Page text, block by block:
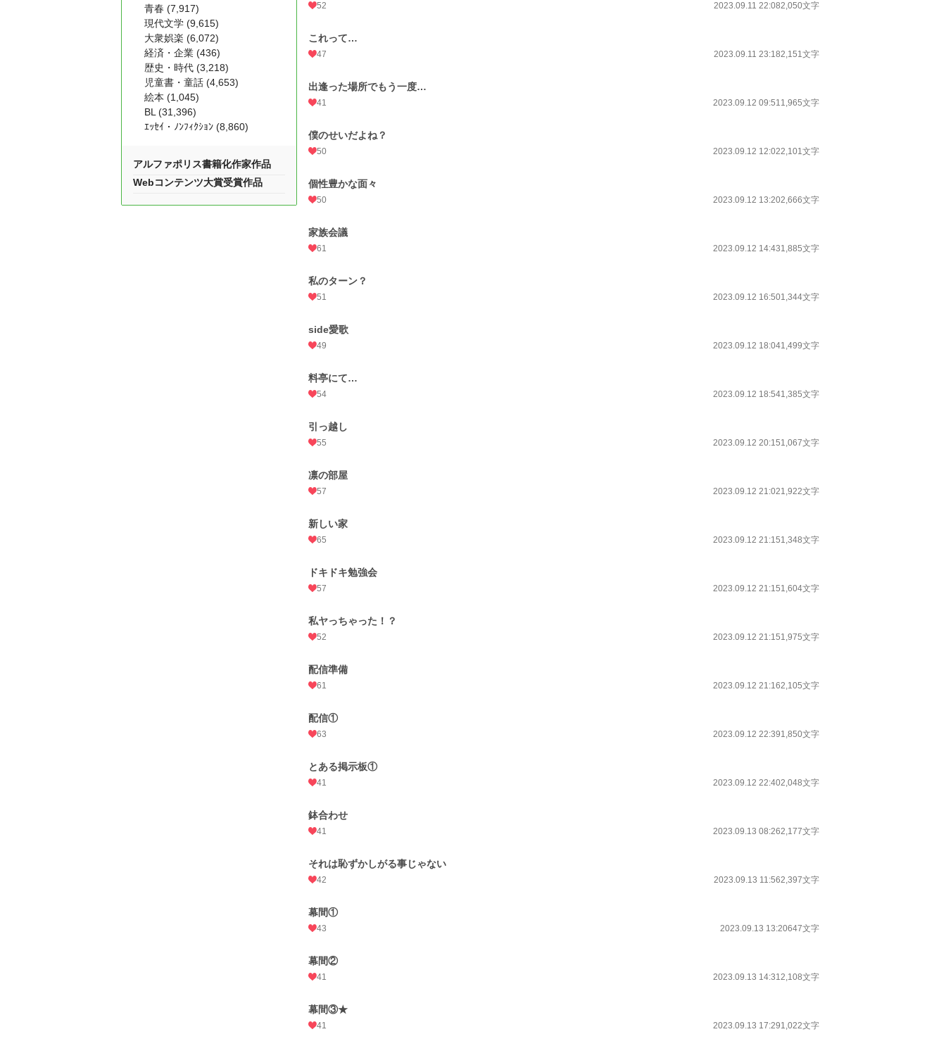
52 2023.09.11 22:082,050文字
これって…
47 2023.09.11 23:182,151文字
出逢った場所でもう一度…
41 2023.09.12 09:511,965文字
僕のせいだよね？
50 2023.09.12 12:022,101文字
個性豊かな面々
50 2023.09.12 13:202,666文字
家族会議
61 2023.09.12 14:431,885文字
私のターン？
51 2023.09.12 16:501,344文字
side愛歌
49 2023.09.12 18:041,499文字
料亭にて…
54 2023.09.12 18:541,385文字
引っ越し
55 2023.09.12 20:151,067文字
凛の部屋
57 2023.09.12 21:021,922文字
新しい家
65 2023.09.12 21:151,348文字
ドキドキ勉強会
57 2023.09.12 21:151,604文字
私ヤっちゃった！？
52 2023.09.12 21:151,975文字
配信準備
61 2023.09.12 21:162,105文字
配信①
63 2023.09.12 22:391,850文字
とある掲示板①
41 2023.09.12 22:402,048文字
鉢合わせ
41 2023.09.13 08:262,177文字
それは恥ずかしがる事じゃない
42 2023.09.13 11:562,397文字
幕間①
43 2023.09.13 13:20647文字
幕間②
41 2023.09.13 14:312,108文字
幕間③★
41 2023.09.13 17:291,022文字
青春 (7,917)
現代文学 (9,615)
大衆娯楽 (6,072)
経済・企業 (436)
歴史・時代 (3,218)
児童書・童話 (4,653)
絵本 (1,045)
BL (31,396)
ｴｯｾｲ・ﾉﾝﾌｨｸｼｮﾝ (8,860)
アルファポリス書籍化作家作品
Webコンテンツ大賞受賞作品